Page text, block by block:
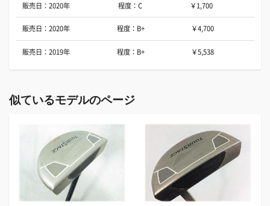
販売日：2020年 程度：C ￥1,700
販売日：2020年 程度：B+ ￥4,700
販売日：2019年 程度：B+ ￥5,538
似ているモデルのページ